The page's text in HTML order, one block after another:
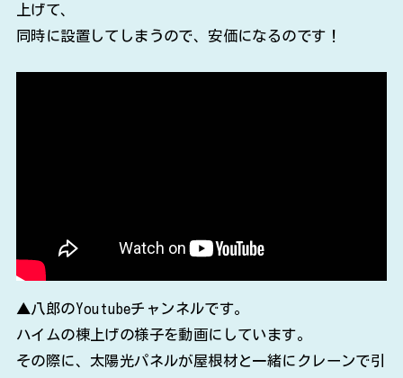
上げて、
同時に設置してしまうので、安価になるのです！
▲八郎のYoutubeチャンネルです。
ハイムの棟上げの様子を動画にしています。
その際に、太陽光パネルが屋根材と一緒にクレーンで引